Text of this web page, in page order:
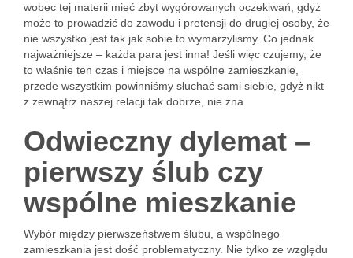
wobec tej materii mieć zbyt wygórowanych oczekiwań, gdyż
może to prowadzić do zawodu i pretensji do drugiej osoby, że
nie wszystko jest tak jak sobie to wymarzyliśmy. Co jednak
najważniejsze – każda para jest inna! Jeśli więc czujemy, że
to właśnie ten czas i miejsce na wspólne zamieszkanie,
przede wszystkim powinniśmy słuchać sami siebie, gdyż nikt
z zewnątrz naszej relacji tak dobrze, nie zna.
Odwieczny dylemat –
pierwszy ślub czy
wspólne mieszkanie
Wybór między pierwszeństwem ślubu, a wspólnego
zamieszkania jest dość problematyczny. Nie tylko ze względu